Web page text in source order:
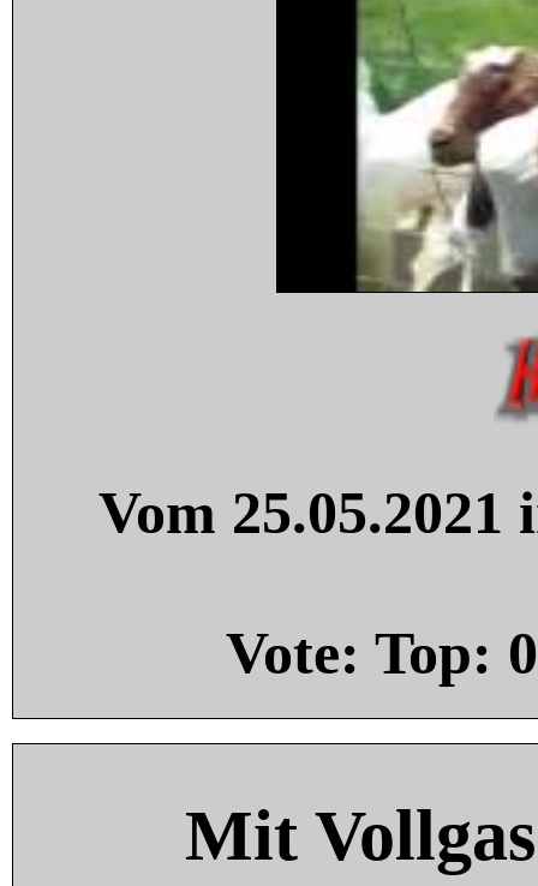
Vom
Vote: Top: 0
Mit